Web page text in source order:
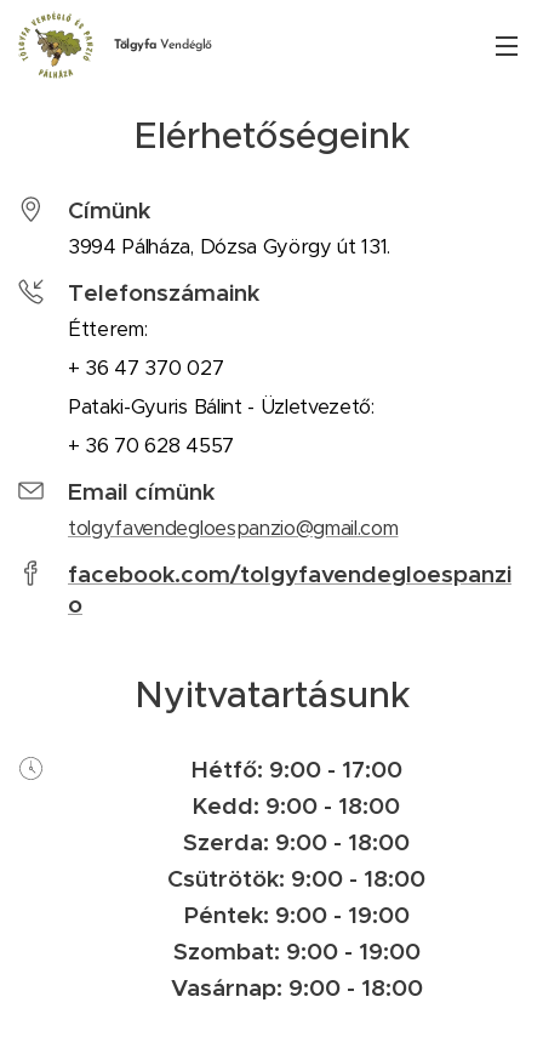
Tölgyfa Vendéglő
Elérhetőségeink
Címünk
3994 Pálháza, Dózsa György út 131.
Telefonszámaink
Étterem:
+ 36 47 370 027
Pataki-Gyuris Bálint - Üzletvezető:
+ 36 70 628 4557
Email címünk
tolgyfavendegloespanzio@gmail.com
facebook.com/tolgyfavendegloespanzi
o
Nyitvatartásunk
Hétfő: 9:00 - 17:00
Kedd: 9:00 - 18:00
Szerda: 9:00 - 18:00
Csütrötök: 9:00 - 18:00
Péntek: 9:00 - 19:00
Szombat: 9:00 - 19:00
Vasárnap: 9:00 - 18:00